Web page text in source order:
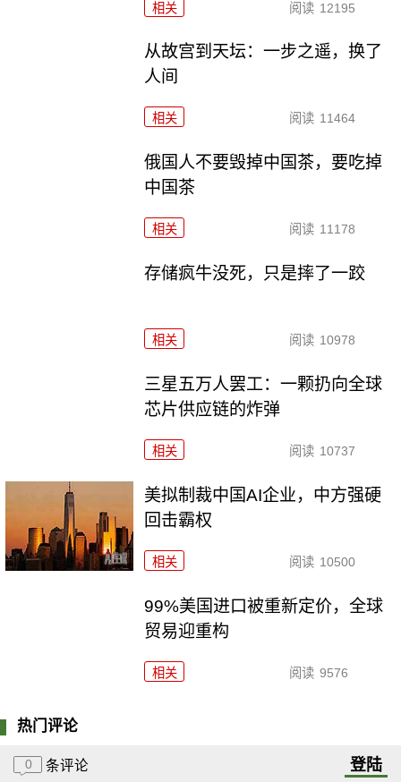
相关 阅读 12195
从故宫到天坛：一步之遥，换了
人间
相关 阅读 11464
俄国人不要毁掉中国茶，要吃掉
中国茶
相关 阅读 11178
存储疯牛没死，只是摔了一跤
相关 阅读 10978
三星五万人罢工：一颗扔向全球
芯片供应链的炸弹
相关 阅读 10737
美拟制裁中国AI企业，中方强硬
回击霸权
相关 阅读 10500
99%美国进口被重新定价，全球
贸易迎重构
相关 阅读 9576
热门评论
0 条评论 登陆